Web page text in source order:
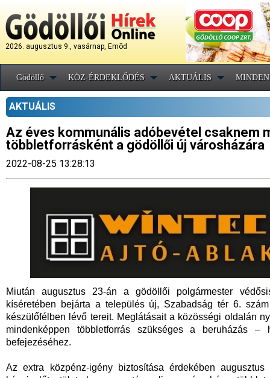
2026. augusztus 9., vasárnap, Emõd
Gödöllő KÖZ-ÉRDEKLŐDÉS AKTUÁLIS
AKTUÁLIS
Az éves kommunális adóbevétel csaknem
többletforrásként a gödöllői új városházára
2022-08-25 13:28:13
Miután augusztus 23-án a gödöllői polgármester
kíséretében bejárta a település új, Szabadság tér 6.
készülőfélben lévő tereit. Meglátásait a közösségi oldalán
mindenképpen többletforrás szükséges a beruházás
befejezéséhez.
Az extra közpénz-igény biztosítása érdekében